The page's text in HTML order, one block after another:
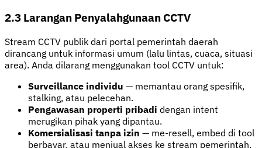
2.3 Larangan Penyalahgunaan CCTV
Stream CCTV publik dari portal pemerintah daerah
dirancang untuk informasi umum (lalu lintas, cuaca, situasi
area). Anda dilarang menggunakan tool CCTV untuk:
Surveillance individu — memantau orang spesifik,
stalking, atau pelecehan.
Pengawasan properti pribadi dengan intent
merugikan pihak yang dipantau.
Komersialisasi tanpa izin — me-resell, embed di tool
berbayar, atau menjual akses ke stream pemerintah.